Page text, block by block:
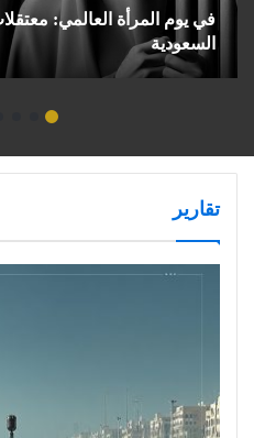
في يوم المرأة العالمي:
السعودية
تقارير